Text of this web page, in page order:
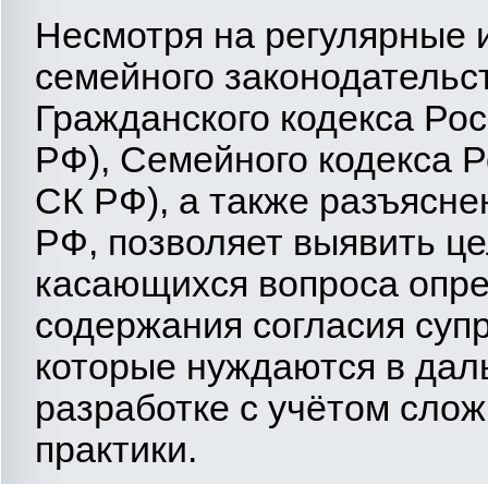
Несмотря на регулярные
семейного
Гражданского кодекса
РФ), Семейного кодекса
СК РФ), а также
РФ, позволяет выявить
касающихся вопроса
содержания согласия
которые нуждаются в
разработке с учётом
практики.